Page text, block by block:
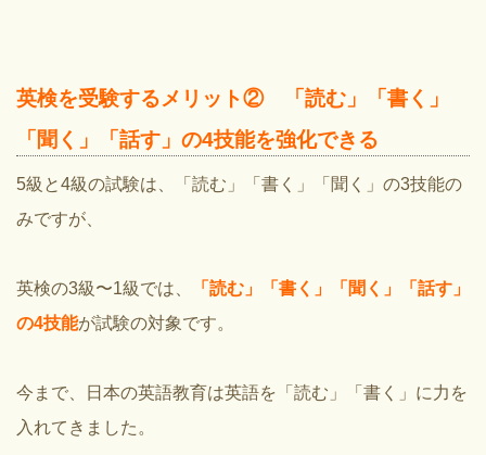
英検を受験するメリット② 「読む」「書く」
「聞く」「話す」の4技能を強化できる
5級と4級の試験は、「読む」「書く」「聞く」の3技能の
みですが、
英検の3級〜1級では、
「読む」「書く」「聞く」「話す」
の4技能が試験の対象です。
今まで、日本の英語教育は英語を 「読む」「書く」に力を
入れてきました。